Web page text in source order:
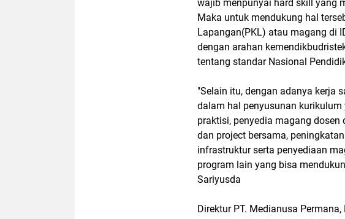
wajib menpunyai hard skill yang
Maka untuk mendukung hal
Lapangan(PKL) atau magang di
dengan arahan
tentang standar Nasional
"Selain itu, dengan adanya kerja
dalam hal penyusunan
praktisi, penyedia magang
dan project bersama,
infrastruktur serta penyediaan
program lain yang bisa
Sariyusda
Direktur PT. Medianusa